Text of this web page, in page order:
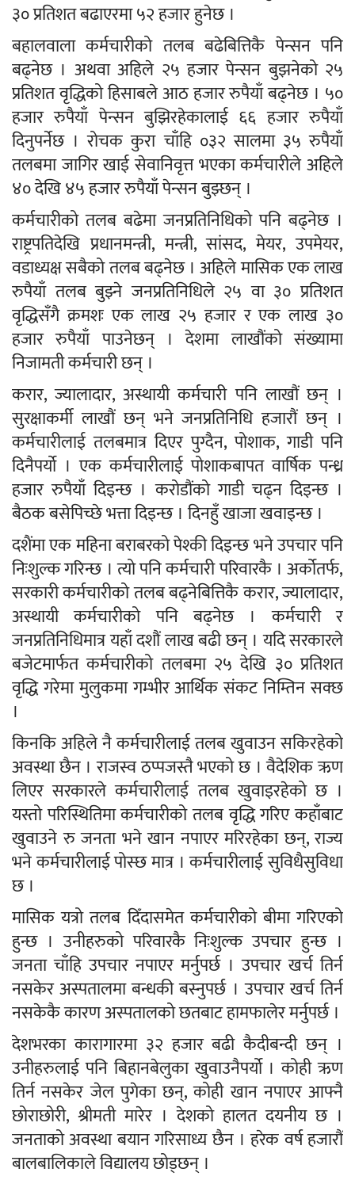
३० प्रतिशत बढाएरमा ५२ हजार हुनेछ ।
बहालवाला कर्मचारीको तलब बढेबित्तिकै पेन्सन पनि
बढ्नेछ । अथवा अहिले २५ हजार पेन्सन बुझनेको २५
प्रतिशत वृद्धिको हिसाबले आठ हजार रुपैयाँ बढ्नेछ । ५०
हजार रुपैयाँ पेन्सन बुझिरहेकालाई ६६ हजार रुपैयाँ
दिनुपर्नेछ । रोचक कुरा चाँहि ०३२ सालमा ३५ रुपैयाँ
तलबमा जागिर खाई सेवानिवृत्त भएका कर्मचारीले अहिले
४० देखि ४५ हजार रुपैयाँ पेन्सन बुझ्छन् ।
कर्मचारीको तलब बढेमा जनप्रतिनिधिको पनि बढ्नेछ ।
राष्ट्रपतिदेखि प्रधानमन्त्री, मन्त्री, सांसद, मेयर, उपमेयर,
वडाध्यक्ष सबैको तलब बढ्नेछ । अहिले मासिक एक लाख
रुपैयाँ तलब बुझ्ने जनप्रतिनिधिले २५ वा ३० प्रतिशत
वृद्धिसँगै क्रमशः एक लाख २५ हजार र एक लाख ३०
हजार रुपैयाँ पाउनेछन् । देशमा लाखौंको संख्यामा
निजामती कर्मचारी छन् ।
करार, ज्यालादार, अस्थायी कर्मचारी पनि लाखौं छन् ।
सुरक्षाकर्मी लाखौं छन् भने जनप्रतिनिधि हजारौं छन् ।
कर्मचारीलाई तलबमात्र दिएर पुग्दैन, पोशाक, गाडी पनि
दिनैपर्यो । एक कर्मचारीलाई पोशाकबापत वार्षिक पन्ध्र
हजार रुपैयाँ दिइन्छ । करोडौंको गाडी चढ्न दिइन्छ ।
बैठक बसेपिच्छे भत्ता दिइन्छ । दिनहुँ खाजा खवाइन्छ ।
दशैंमा एक महिना बराबरको पेश्की दिइन्छ भने उपचार पनि
निःशुल्क गरिन्छ । त्यो पनि कर्मचारी परिवारकै । अर्कोतर्फ,
सरकारी कर्मचारीको तलब बढ्नेबित्तिकै करार, ज्यालादार,
अस्थायी कर्मचारीको पनि बढ्नेछ । कर्मचारी र
जनप्रतिनिधिमात्र यहाँ दशौं लाख बढी छन् । यदि सरकारले
बजेटमार्फत कर्मचारीको तलबमा २५ देखि ३० प्रतिशत
वृद्धि गरेमा मुलुकमा गम्भीर आर्थिक संकट निम्तिन सक्छ
।
किनकि अहिले नै कर्मचारीलाई तलब खुवाउन सकिरहेको
अवस्था छैन । राजस्व ठप्पजस्तै भएको छ । वैदेशिक ऋण
लिएर सरकारले कर्मचारीलाई तलब खुवाइरहेको छ ।
यस्तो परिस्थितिमा कर्मचारीको तलब वृद्धि गरिए कहाँबाट
खुवाउने रु जनता भने खान नपाएर मरिरहेका छन्, राज्य
भने कर्मचारीलाई पोस्छ मात्र । कर्मचारीलाई सुविधैसुविधा
छ ।
मासिक यत्रो तलब दिँदासमेत कर्मचारीको बीमा गरिएको
हुन्छ । उनीहरुको परिवारकै निःशुल्क उपचार हुन्छ ।
जनता चाँहि उपचार नपाएर मर्नुपर्छ । उपचार खर्च तिर्न
नसकेर अस्पतालमा बन्धकी बस्नुपर्छ । उपचार खर्च तिर्न
नसकेकै कारण अस्पतालको छतबाट हामफालेर मर्नुपर्छ ।
देशभरका कारागारमा ३२ हजार बढी कैदीबन्दी छन् ।
उनीहरुलाई पनि बिहानबेलुका खुवाउनैपर्यो । कोही ऋण
तिर्न नसकेर जेल पुगेका छन्, कोही खान नपाएर आफ्नै
छोराछोरी, श्रीमती मारेर । देशको हालत दयनीय छ ।
जनताको अवस्था बयान गरिसाध्य छैन । हरेक वर्ष हजारौं
बालबालिकाले विद्यालय छोड्छन् ।